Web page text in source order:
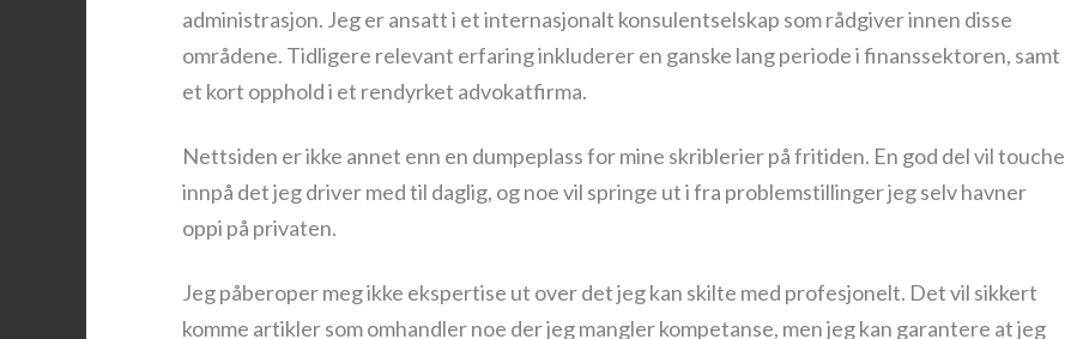
administrasjon. Jeg er ansatt i et internasjonalt konsulentselskap som rådgiver innen disse
områdene. Tidligere relevant erfaring inkluderer en ganske lang periode i finanssektoren, samt
et kort opphold i et rendyrket advokatfirma.
Nettsiden er ikke annet enn en dumpeplass for mine skriblerier på fritiden. En god del vil touche
innpå det jeg driver med til daglig, og noe vil springe ut i fra problemstillinger jeg selv havner
oppi på privaten.
Jeg påberoper meg ikke ekspertise ut over det jeg kan skilte med profesjonelt. Det vil sikkert
komme artikler som omhandler noe der jeg mangler kompetanse, men jeg kan garantere at jeg